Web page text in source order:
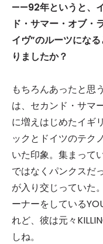
——92年というと、
ド・サマー・オブ・
イヴ”のルーツにな
りましたか？
もちろんあったと思
は、セカンド・サマ
に増えはじめたイギ
ックとドイツのテク
いた印象。集まって
ではなくパンクスだ
が入り交じってい
ーナーをしている
れど、彼は元々
しね。